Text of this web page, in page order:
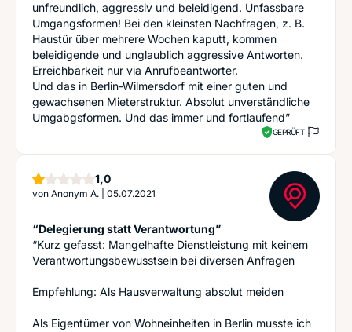
unfreundlich, aggressiv und beleidigend. Unfassbare
Umgangsformen! Bei den kleinsten Nachfragen, z. B.
Haustür über mehrere Wochen kaputt, kommen
beleidigende und unglaublich aggressive Antworten.
Erreichbarkeit nur via Anrufbeantworter.
Und das in Berlin-Wilmersdorf mit einer guten und
gewachsenen Mieterstruktur. Absolut unverständliche
Umgabgsformen. Und das immer und fortlaufend”
GEPRÜFT
1,0Stern
von Anonym A. 05.07.2021
“Delegierung statt Verantwortung”
“Kurz gefasst: Mangelhafte Dienstleistung mit keinem
Verantwortungsbewusstsein bei diversen Anfragen
Empfehlung: Als Hausverwaltung absolut meiden
Als Eigentümer von Wohneinheiten in Berlin musste ich